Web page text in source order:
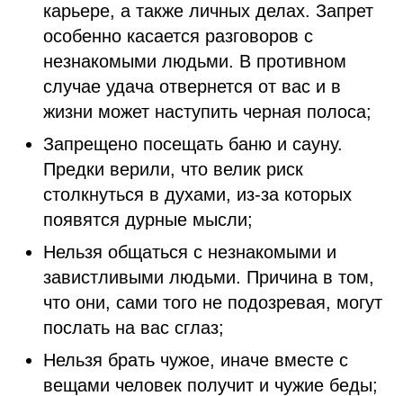
карьере, а также личных делах. Запрет
особенно касается разговоров с
незнакомыми людьми. В противном
случае удача отвернется от вас и в
жизни может наступить черная полоса;
Запрещено посещать баню и сауну.
Предки верили, что велик риск
столкнуться в духами, из-за которых
появятся дурные мысли;
Нельзя общаться с незнакомыми и
завистливыми людьми. Причина в том,
что они, сами того не подозревая, могут
послать на вас сглаз;
Нельзя брать чужое, иначе вместе с
вещами человек получит и чужие беды;